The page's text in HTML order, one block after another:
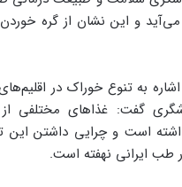
و این نشان از گره
به تنوع خوراک در
گفت: غذاهای مختلفی از
است و چرایی داشتن این
طب ایرانی نهفته است.